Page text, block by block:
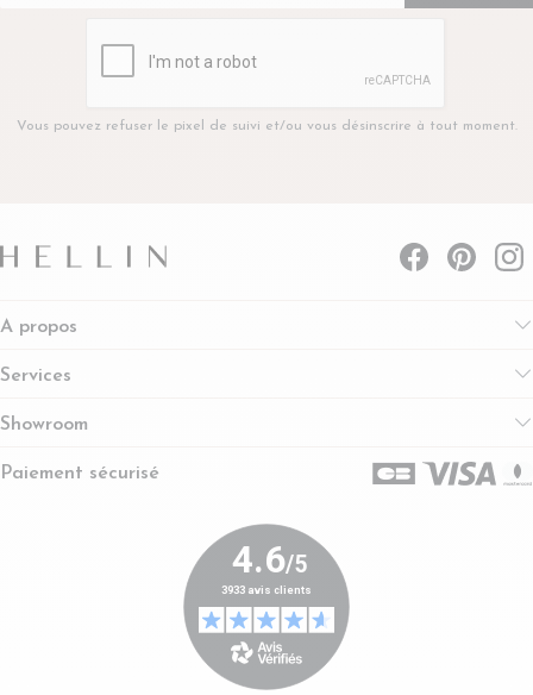
Vous pouvez refuser le pixel de suivi et/ou vous désinscrire à tout moment.
A propos
Services
Showroom
Paiement sécurisé